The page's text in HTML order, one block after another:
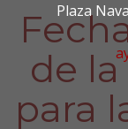
Plaza
de
para